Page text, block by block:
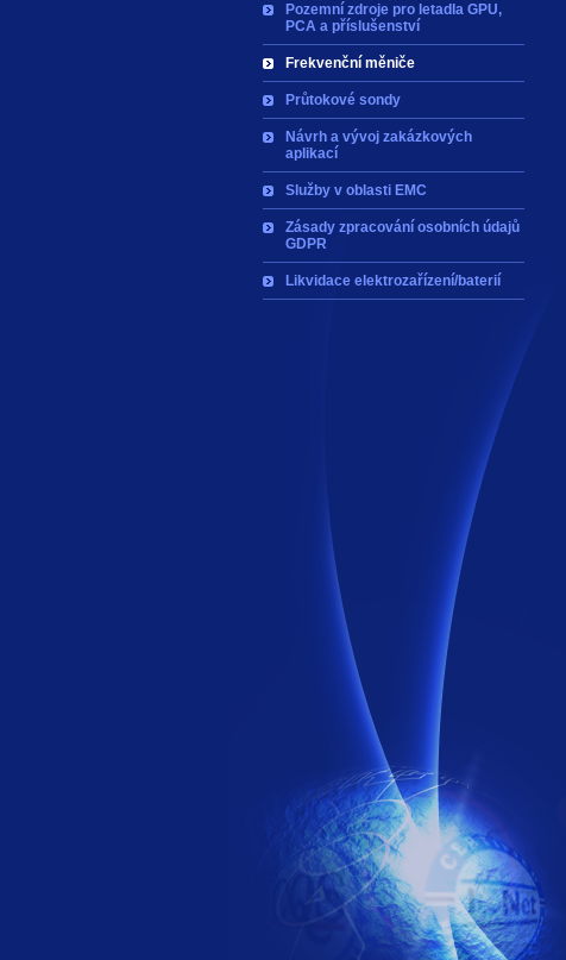
Pozemní zdroje pro letadla GPU,
PCA a příslušenství
Frekvenční měniče
Průtokové sondy
Návrh a vývoj zakázkových
aplikací
Služby v oblasti EMC
Zásady zpracování osobních údajů
GDPR
Likvidace elektrozařízení/baterií